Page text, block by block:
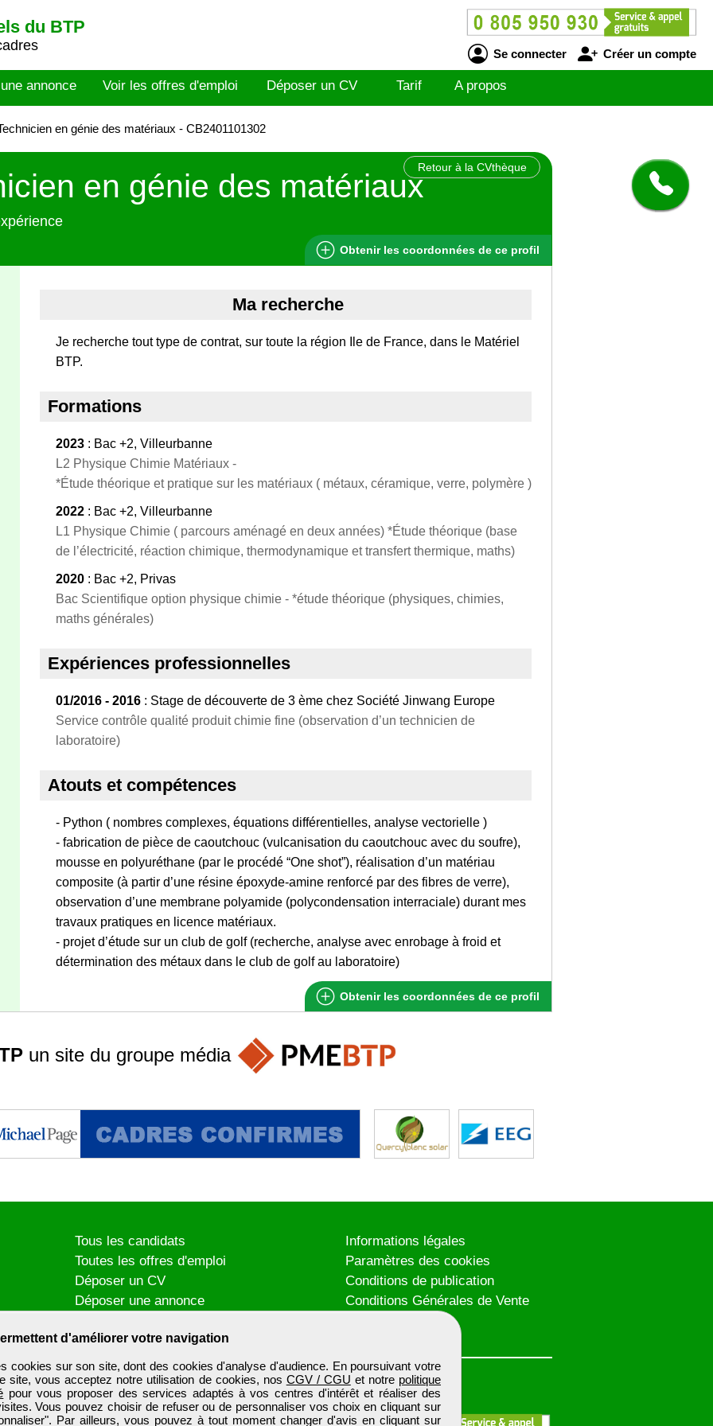
du BTP
Se connecter Créer un compte
annonce Voir les offres d'emploi Déposer un CV Tarif A propos
en génie des matériaux - CB2401101302
Retour à la CVthèque
en génie des matériaux
Obtenir les coordonnées de ce profil
Ma recherche
Je recherche tout type de contrat, sur toute la région Ile de France, dans le Matériel
BTP.
Formations
2023 : Bac +2, Villeurbanne
L2 Physique Chimie Matériaux -
*Étude théorique et pratique sur les matériaux ( métaux, céramique, verre, polymère )
2022 : Bac +2, Villeurbanne
L1 Physique Chimie ( parcours aménagé en deux années) *Étude théorique (base
de l’électricité, réaction chimique, thermodynamique et transfert thermique, maths)
2020 : Bac +2, Privas
Bac Scientifique option physique chimie - *étude théorique (physiques, chimies,
maths générales)
Expériences professionnelles
01/2016 - 2016 : Stage de découverte de 3 ème chez Société Jinwang Europe
Service contrôle qualité produit chimie fine (observation d’un technicien de
laboratoire)
Atouts et compétences
- Python ( nombres complexes, équations différentielles, analyse vectorielle )
- fabrication de pièce de caoutchouc (vulcanisation du caoutchouc avec du soufre),
mousse en polyuréthane (par le procédé “One shot”), réalisation d’un matériau
composite (à partir d’une résine époxyde-amine renforcé par des fibres de verre),
observation d’une membrane polyamide (polycondensation interraciale) durant mes
travaux pratiques en licence matériaux.
- projet d’étude sur un club de golf (recherche, analyse avec enrobage à froid et
détermination des métaux dans le club de golf au laboratoire)
Obtenir les coordonnées de ce profil
d'améliorer votre navigation
cookies sur son site, dont des cookies d'analyse d'audience. En poursuivant votre
site, vous acceptez notre utilisation de cookies, nos CGV / CGU et notre politique
pour vous proposer des services adaptés à vos centres d'intérêt et réaliser des
Vous pouvez choisir de refuser ou de personnaliser vos choix en cliquant sur
Par ailleurs, vous pouvez à tout moment changer d'avis en cliquant sur
un site du groupe média
Tous les candidats
Toutes les offres d'emploi
Déposer un CV
Déposer une annonce
Informations légales
Paramètres des cookies
Conditions de publication
Conditions Générales de Vente